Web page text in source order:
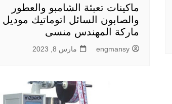
ماكينات تعبئة الشامبو والعطور
ماركة المهندس منسى
engmansy مارس 8, 2023